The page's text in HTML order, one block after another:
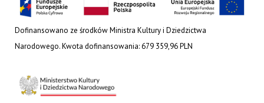
Dofinansowano ze środków Ministra Kultury i Dziedzictwa
Narodowego. Kwota dofinansowania: 679 359,96 PLN